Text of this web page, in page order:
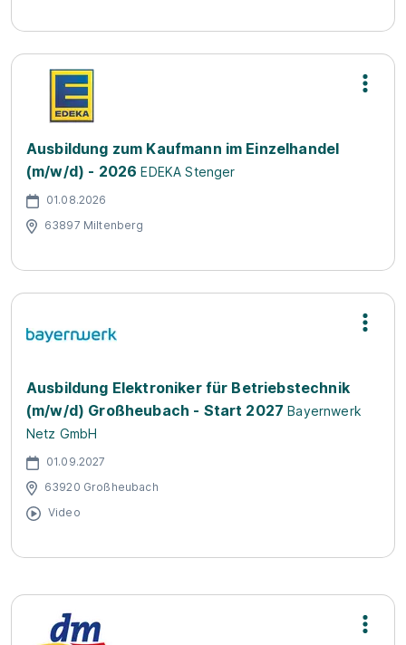
Ausbildung zum Kaufmann im Einzelhandel
(m/w/d) - 2026 EDEKA Stenger
01.08.2026
63897 Miltenberg
Ausbildung Elektroniker für Betriebstechnik
(m/w/d) Großheubach - Start 2027 Bayernwerk
Netz GmbH
01.09.2027
63920 Großheubach
Video